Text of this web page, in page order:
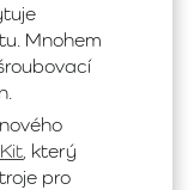
Mnohem
, který
pro